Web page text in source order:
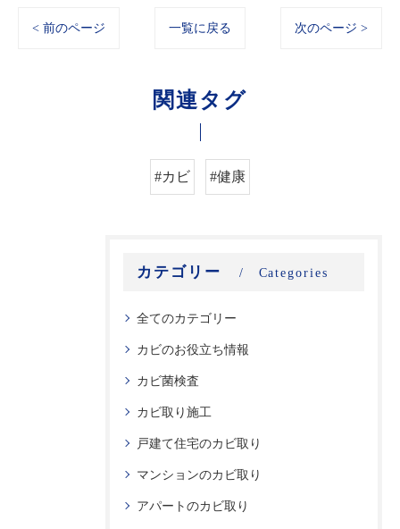
< 前のページ 一覧に戻る 次のページ >
関連タグ
#カビ #健康
カテゴリー Categories
全てのカテゴリー
カビのお役立ち情報
カビ菌検査
カビ取り施工
戸建て住宅のカビ取り
マンションのカビ取り
アパートのカビ取り